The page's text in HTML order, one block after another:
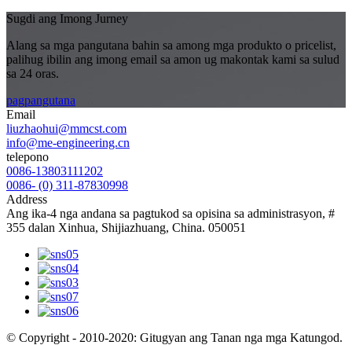
Sugdi ang Imong Jurney
Alang sa mga pangutana bahin sa among mga produkto o pricelist,
palihug ibilin ang imong email sa amon ug makontak kami sa sulud
sa 24 oras.
pagpangutana
Email
liuzhaohui@mmcst.com
info@me-engineering.cn
telepono
0086-13803111202
0086- (0) 311-87830998
Address
Ang ika-4 nga andana sa pagtukod sa opisina sa administrasyon, #
355 dalan Xinhua, Shijiazhuang, China. 050051
© Copyright - 2010-2020: Gitugyan ang Tanan nga mga Katungod.